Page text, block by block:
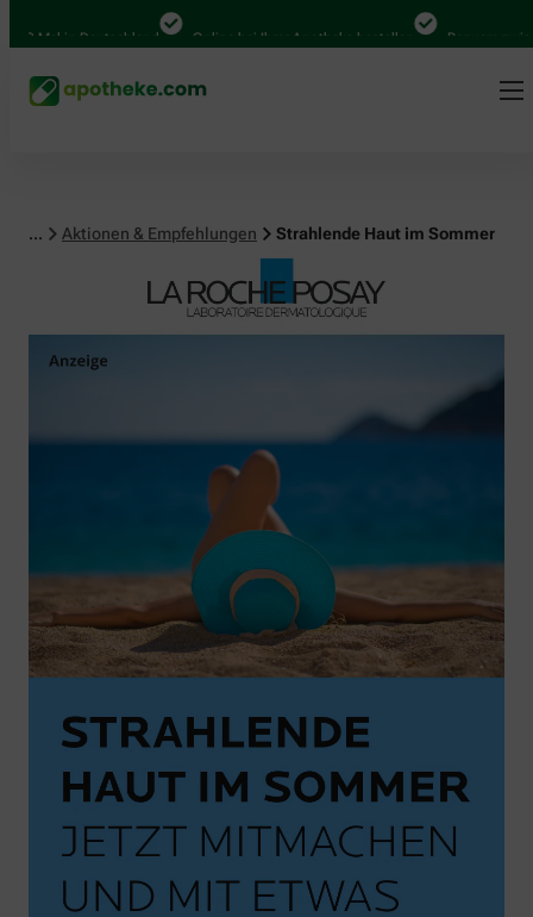
in Deutschland Online bei Ihrer Apotheke bestellen Bequem zwischen
... Aktionen & Empfehlungen Strahlende Haut im Sommer